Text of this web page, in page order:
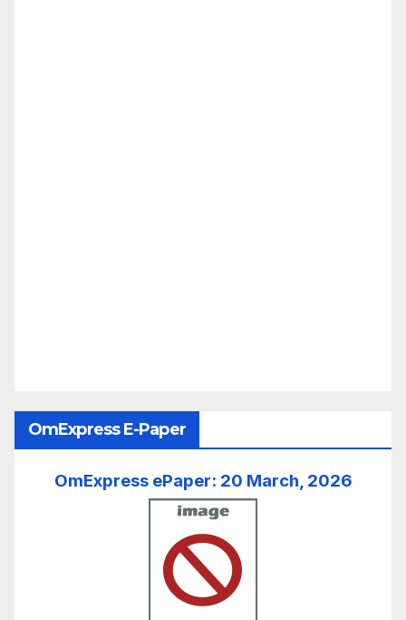
OmExpress E-Paper
OmExpress ePaper: 20 March, 2026